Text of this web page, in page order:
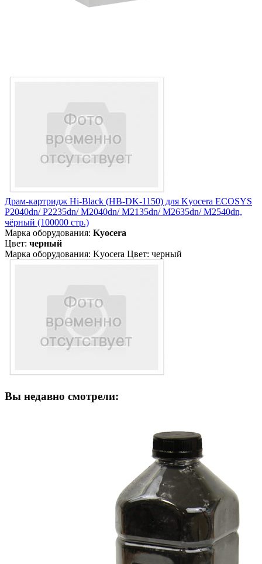
Драм-картридж Hi-Black (HB-DK-1150) для Kyocera ECOSYS
P2040dn/ P2235dn/ M2040dn/ M2135dn/ M2635dn/ M2540dn,
чёрный (100000 стр.)
Марка оборудования: Kyocera
Цвет: черный
Марка оборудования: Kyocera Цвет: черный
Вы недавно смотрели: